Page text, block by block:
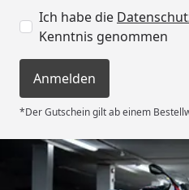
Ich habe die
Kenntnis genommen
Anmelden
*Der Gutschein gilt ab einem